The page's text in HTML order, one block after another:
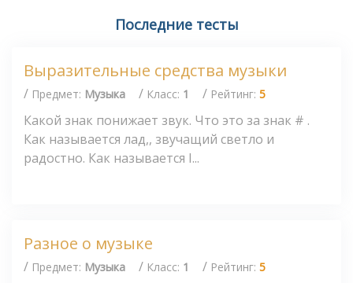
Последние тесты
Выразительные средства музыки
/ Предмет: Музыка / Класс: 1 / Рейтинг: 5
Какой знак понижает звук. Что это за знак # .
Как называется лад,, звучащий светло и
радостно. Как называется I...
Разное о музыке
/ Предмет: Музыка / Класс: 1 / Рейтинг: 5